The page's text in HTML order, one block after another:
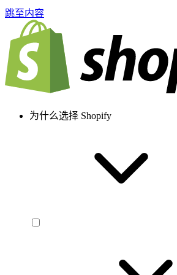
跳至内容
为什么选择 Shopify